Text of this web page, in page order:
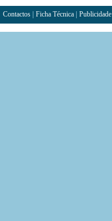
Contactos Ficha Técnica Publicidade